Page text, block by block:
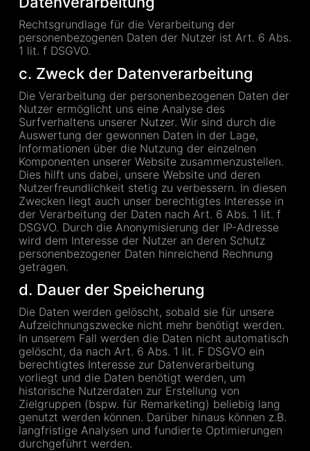
Rechtsgrundlage für die Verarbeitung der
personenbezogenen Daten der Nutzer ist Art. 6 Abs.
1 lit. f DSGVO.
c. Zweck der Datenverarbeitung
Die Verarbeitung der personenbezogenen Daten der
Nutzer ermöglicht uns eine Analyse des
Surfverhaltens unserer Nutzer. Wir sind durch die
Auswertung der gewonnen Daten in der Lage,
Informationen über die Nutzung der einzelnen
Komponenten unserer Website zusammenzustellen.
Dies hilft uns dabei, unsere Website und deren
Nutzerfreundlichkeit stetig zu verbessern. In diesen
Zwecken liegt auch unser berechtigtes Interesse in
der Verarbeitung der Daten nach Art. 6 Abs. 1 lit. f
DSGVO. Durch die Anonymisierung der IP-Adresse
wird dem Interesse der Nutzer an deren Schutz
personenbezogener Daten hinreichend Rechnung
getragen.
d. Dauer der Speicherung
Die Daten werden gelöscht, sobald sie für unsere
Aufzeichnungszwecke nicht mehr benötigt werden.
In unserem Fall werden die Daten nicht automatisch
gelöscht, da nach Art. 6 Abs. 1 lit. F DSGVO ein
berechtigtes Interesse zur Datenverarbeitung
vorliegt und die Daten benötigt werden, um
historische Nutzerdaten zur Erstellung von
Zielgruppen (bspw. für Remarketing) beliebig lang
genutzt werden können. Darüber hinaus können z.B.
langfristige Analysen und fundierte Optimierungen
durchgeführt werden.